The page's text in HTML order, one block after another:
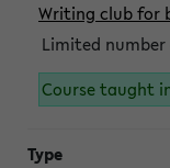
Writing club for
Limited
Course taught